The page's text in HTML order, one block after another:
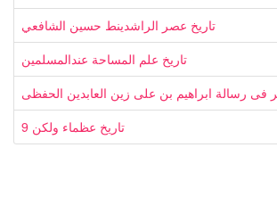
تاريخ عصر الراشدينط حسين الشافعي
تاريخ علم المساحة عندالمسلمين
فى رسالة ابراهيم بن على زين العابدين الحفظى
تاريخ عظماء ولكن 9